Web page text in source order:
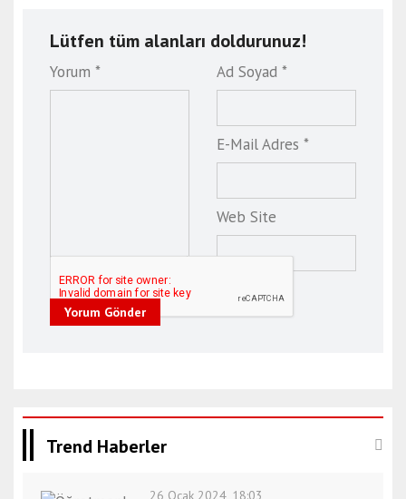
Lütfen tüm alanları doldurunuz!
Yorum * Ad Soyad *
E-Mail Adres *
Web Site
Yorum Gönder
Trend Haberler
26 Ocak 2024, 18:03